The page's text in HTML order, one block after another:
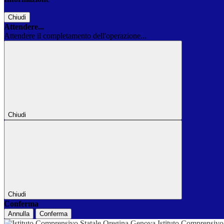
Chiudi
Attendere...
Attendere il completamento dell'operazione...
Chiudi
Chiudi
Conferma
Annulla Conferma